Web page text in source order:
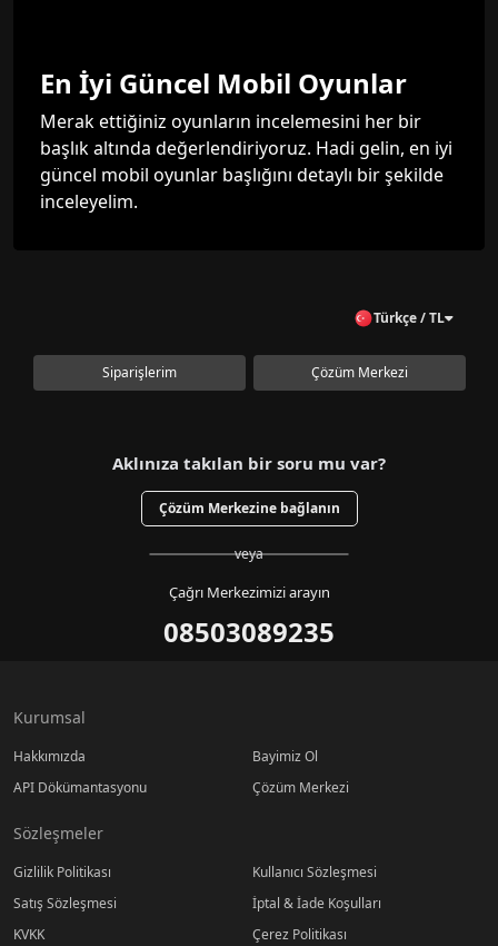
En İyi Güncel Mobil Oyunlar
Merak ettiğiniz oyunların incelemesini her bir
başlık altında değerlendiriyoruz. Hadi gelin, en iyi
güncel mobil oyunlar başlığını detaylı bir şekilde
inceleyelim.
Türkçe / TL
Siparişlerim Çözüm Merkezi
Aklınıza takılan bir soru mu var?
Çözüm Merkezine bağlanın
veya
Çağrı Merkezimizi arayın
08503089235
Kurumsal
Hakkımızda
Bayimiz Ol
API Dökümantasyonu
Çözüm Merkezi
Sözleşmeler
Gizlilik Politikası
Kullanıcı Sözleşmesi
Satış Sözleşmesi
İptal & İade Koşulları
KVKK
Çerez Politikası